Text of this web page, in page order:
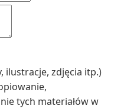
ilustracje, zdjęcia itp.)
tych materiałów w